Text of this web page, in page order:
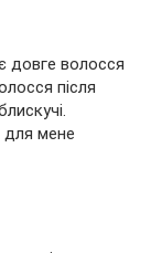
довге волосся
після
для мене